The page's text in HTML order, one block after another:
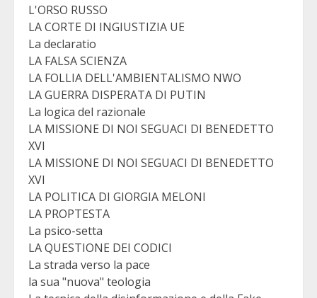
L'ORSO RUSSO
LA CORTE DI INGIUSTIZIA UE
La declaratio
LA FALSA SCIENZA
LA FOLLIA DELL'AMBIENTALISMO NWO
LA GUERRA DISPERATA DI PUTIN
La logica del razionale
LA MISSIONE DI NOI SEGUACI DI BENEDETTO
XVI
LA MISSIONE DI NOI SEGUACI DI BENEDETTO
XVI
LA POLITICA DI GIORGIA MELONI
LA PROPTESTA
La psico-setta
LA QUESTIONE DEI CODICI
La strada verso la pace
la sua "nuova" teologia